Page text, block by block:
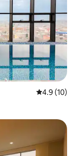
5 ರಲ್ಲಿ 4.9
4.9 (10)